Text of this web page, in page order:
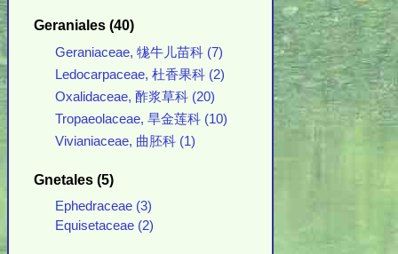
Geraniales (40)
Geraniaceae, 牻牛儿苗科 (7)
Ledocarpaceae, 杜香果科 (2)
Oxalidaceae, 酢浆草科 (20)
Tropaeolaceae, 旱金莲科 (10)
Vivianiaceae, 曲胚科 (1)
Gnetales (5)
Ephedraceae (3)
Equisetaceae (2)